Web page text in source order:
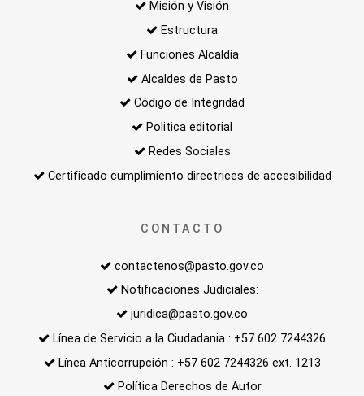
Misión y Visión
Estructura
Funciones Alcaldía
Alcaldes de Pasto
Código de Integridad
Politica editorial
Redes Sociales
Certificado cumplimiento directrices de accesibilidad
CONTACTO
contactenos@pasto.gov.co
Notificaciones Judiciales:
juridica@pasto.gov.co
Línea de Servicio a la Ciudadania : +57 602 7244326
Línea Anticorrupción : +57 602 7244326 ext. 1213
Política Derechos de Autor